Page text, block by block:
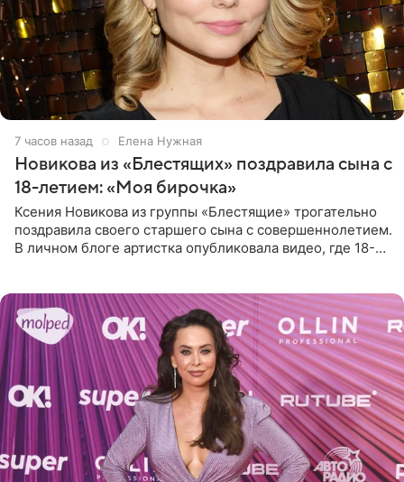
7 часов назад Елена Нужная
Новикова из «Блестящих» поздравила сына с
18-летием: «Моя бирочка»
Ксения Новикова из группы «Блестящие» трогательно
поздравила своего старшего сына с совершеннолетием.
В личном блоге артистка опубликовала видео, где 18-